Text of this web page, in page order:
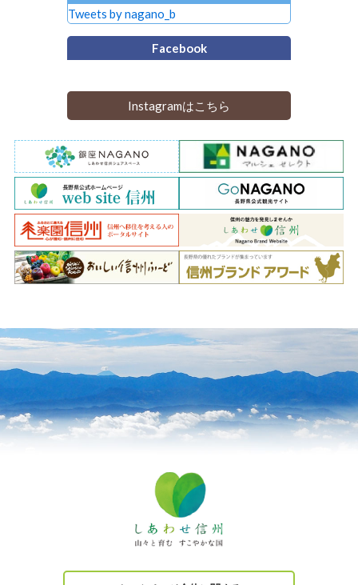
Tweets by nagano_b
Facebook
Instagramはこちら